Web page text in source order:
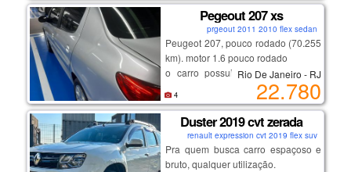
motor 1.6 forte e econômico
ótima dirigibilidade
conforto e espaço interno
manutenção em dia
carro impecável, sem detalhes
com troca recente da bateria, tanque
e limpeza completa da carburação
Pegeout 207 xs
prgeout 2011 2010 flex sedan
Peugeot 207, pouco rodado (70.255
km). motor 1.6 pouco rodado
o carro possui ar condicionado e
vidros e travas elétricas.
além disso, está com ipva pago,
trazendo ainda mais tranquilidade
ao novo proprietário, carro de
garagem coberta, uso familiaar.
Rio De Janeiro - RJ
22.780
4
Duster 2019 cvt zerada
renault expression cvt 2019 flex suv
Pra quem busca carro espaçoso e
bruto, qualquer utilização.